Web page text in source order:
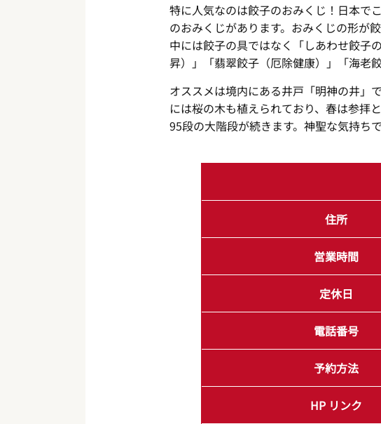
特に人気なのは餃子のおみくじ！日本で
のおみくじがあります。おみくじの形が
中には餃子の具ではなく「しあわせ餃子
昇）」「翡翠餃子（厄除健康）」「海老
オススメは境内にある井戸「明神の井」
には桜の木も植えられており、春は参拝
95段の大階段が続きます。神聖な気持ち
住所
営業時間
定休日
電話番号
予約方法
HP リンク